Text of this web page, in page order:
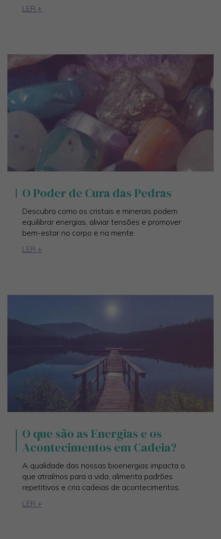
LER +
O Poder de Cura das Pedras
Descubra como os cristais e minerais podem
equilibrar energias, aliviar tensões e promover
bem-estar no corpo e na mente.
LER +
O que são as Energias e os
Acontecimentos em Cadeia?
A qualidade das nossas bioenergias impacta o
que atraímos para a vida, alimenta padrões
repetitivos e cria cadeias de acontecimentos.
LER +